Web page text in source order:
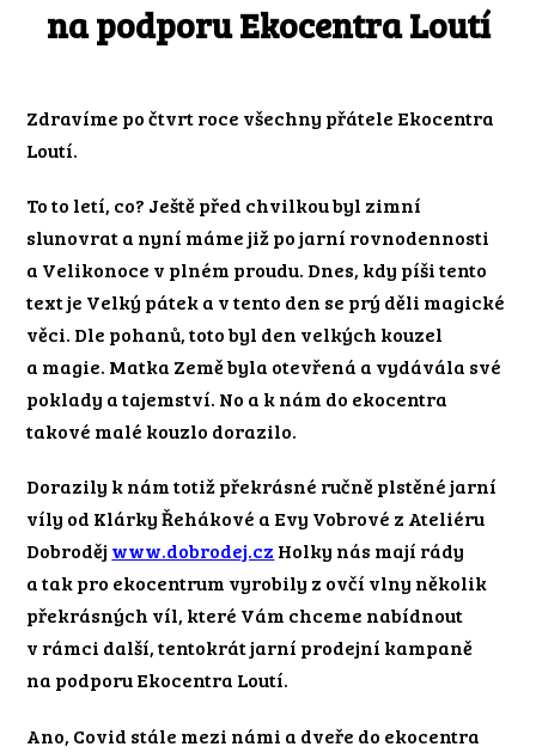
na podporu Ekocentra Loutí
Zdravíme po čtvrt roce všechny přátele Ekocentra
Loutí.
To to letí, co? Ještě před chvilkou byl zimní
slunovrat a nyní máme již po jarní rovnodennosti
a Velikonoce v plném proudu. Dnes, kdy píši tento
text je Velký pátek a v tento den se prý děli magické
věci. Dle pohanů, toto byl den velkých kouzel
a magie. Matka Země byla otevřená a vydávála své
poklady a tajemství. No a k nám do ekocentra
takové malé kouzlo dorazilo.
Dorazily k nám totiž překrásné ručně plstěné jarní
víly od Klárky Řehákové a Evy Vobrové z Ateliéru
Dobroděj www.dobrodej.cz Holky nás mají rády
a tak pro ekocentrum vyrobily z ovčí vlny několik
překrásných víl, které Vám chceme nabídnout
v rámci další, tentokrát jarní prodejní kampaně
na podporu Ekocentra Loutí.
Ano, Covid stále mezi námi a dveře do ekocentra